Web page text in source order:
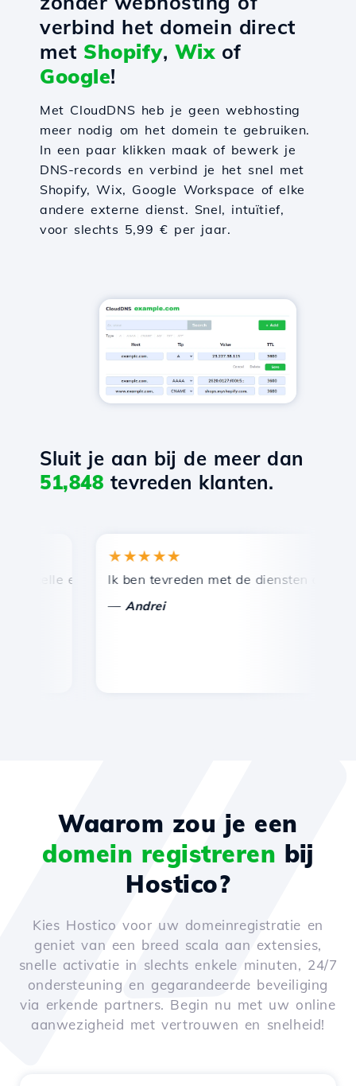
verbind het domein direct
met Shopify, Wixof
Google!
Met CloudDNS heb je geen webhosting
meer nodig om het domein te gebruiken.
In een paar klikken maak of bewerk je
DNS-records en verbind je het snel met
Shopify, Wix, Google Workspace of elke
andere externe dienst. Snel, intuïtief,
voor slechts 5,99 € per jaar.
Sluit je aan bij de meer dan
51,848 tevreden klanten.
en efficiënte technische ondersteuning.
★★★★★
Ik ben tevreden met de diensten die door
Andrei
Waarom zou je een
domein registreren bij
Hostico?
Kies Hostico voor uw domeinregistratie en
geniet van een breed scala aan extensies,
snelle activatie in slechts enkele minuten, 24/7
ondersteuning en gegarandeerde beveiliging
via erkende partners. Begin nu met uw online
aanwezigheid met vertrouwen en snelheid!